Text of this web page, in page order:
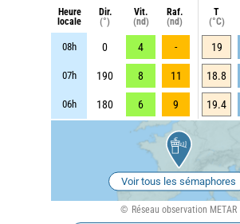
Heure
locale
Dir.
(°)
Vit.
(nd)
Raf.
(nd)
T
(°C)
08h 0 4 - 19
07h 190 8 11 18.8
06h 180 6 9 19.4
Voir tous les sémaphores
Réseau observation METAR